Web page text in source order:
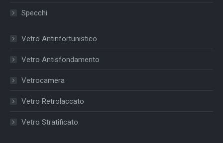
Specchi
Vetro Antinfortunistico
Vetro Antisfondamento
Vetrocamera
Vetro Retrolaccato
Vetro Stratificato